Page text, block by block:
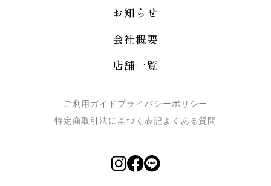
お知らせ
会社概要
店舗一覧
ご利用ガイド プライバシーポリシー
特定商取引法に基づく表記よくある質問